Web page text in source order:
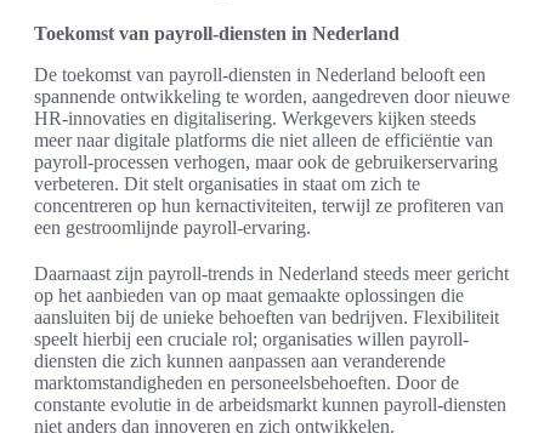
Toekomst van payroll-diensten in Nederland
De toekomst van payroll-diensten in Nederland belooft een
spannende ontwikkeling te worden, aangedreven door nieuwe
HR-innovaties en digitalisering. Werkgevers kijken steeds
meer naar digitale platforms die niet alleen de efficiëntie van
payroll-processen verhogen, maar ook de gebruikerservaring
verbeteren. Dit stelt organisaties in staat om zich te
concentreren op hun kernactiviteiten, terwijl ze profiteren van
een gestroomlijnde payroll-ervaring.
Daarnaast zijn payroll-trends in Nederland steeds meer gericht
op het aanbieden van op maat gemaakte oplossingen die
aansluiten bij de unieke behoeften van bedrijven. Flexibiliteit
speelt hierbij een cruciale rol; organisaties willen payroll-
diensten die zich kunnen aanpassen aan veranderende
marktomstandigheden en personeelsbehoeften. Door de
constante evolutie in de arbeidsmarkt kunnen payroll-diensten
niet anders dan innoveren en zich ontwikkelen.